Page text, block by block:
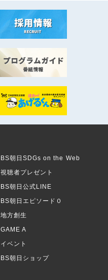
BS朝日SDGs on the Web
視聴者プレゼント
BS朝日公式LINE
BS朝日エピソード０
地方創生
GAME A
イベント
BS朝日ショップ